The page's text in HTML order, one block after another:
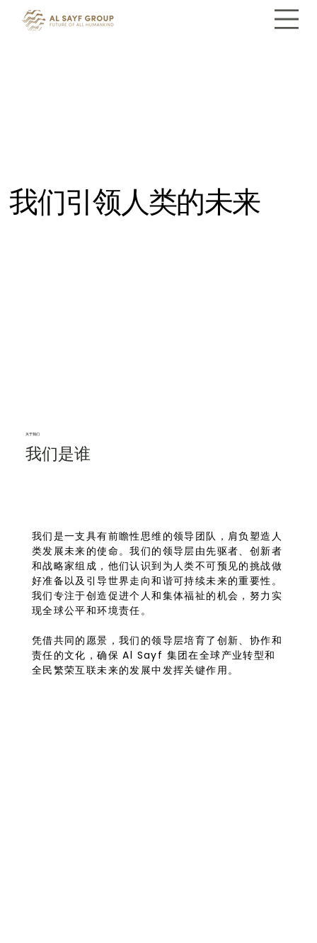
我们引领人类的未来
关于我们
我们是谁
我们是一支具有前瞻性思维的领导团队，肩负塑造人
类发展未来的使命。我们的领导层由先驱者、创新者
和战略家组成，他们认识到为人类不可预见的挑战做
好准备以及引导世界走向和谐可持续未来的重要性。
我们专注于创造促进个人和集体福祉的机会，努力实
现全球公平和环境责任。
凭借共同的愿景，我们的领导层培育了创新、协作和
责任的文化，确保 Al Sayf 集团在全球产业转型和
全民繁荣互联未来的发展中发挥关键作用。